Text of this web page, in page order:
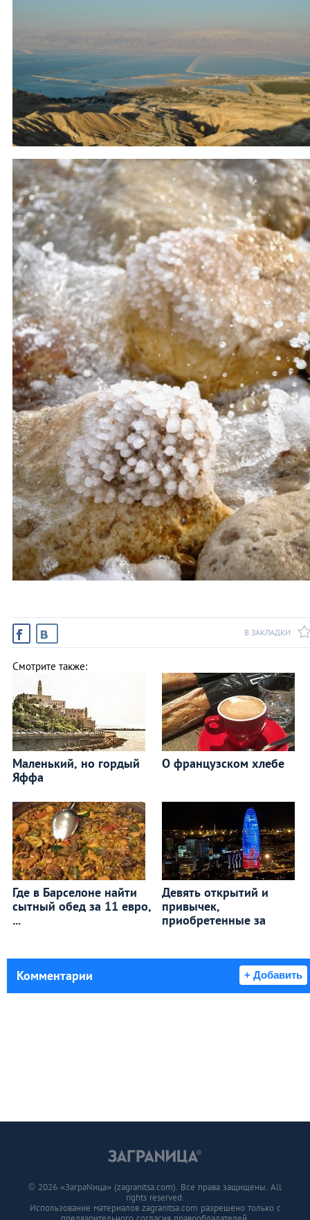
В ЗАКЛАДКИ
Смотрите также:
Маленький, но гордый
Яффа
О французском хлебе
Где в Барселоне найти
сытный обед за 11 евро,
...
Девять открытий и
привычек,
приобретенные за
Комментарии + Добавить
© 2026 «ЗаграNица» (zagranitsa.com). Все права защищены. All
rights reserved.
Использование материалов zagranitsa.com разрешено только с